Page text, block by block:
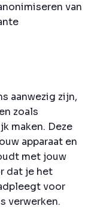
van
aanwezig zijn,
zoals
maken. Deze
apparaat en
met jouw
dat je het
voor
verwerken.